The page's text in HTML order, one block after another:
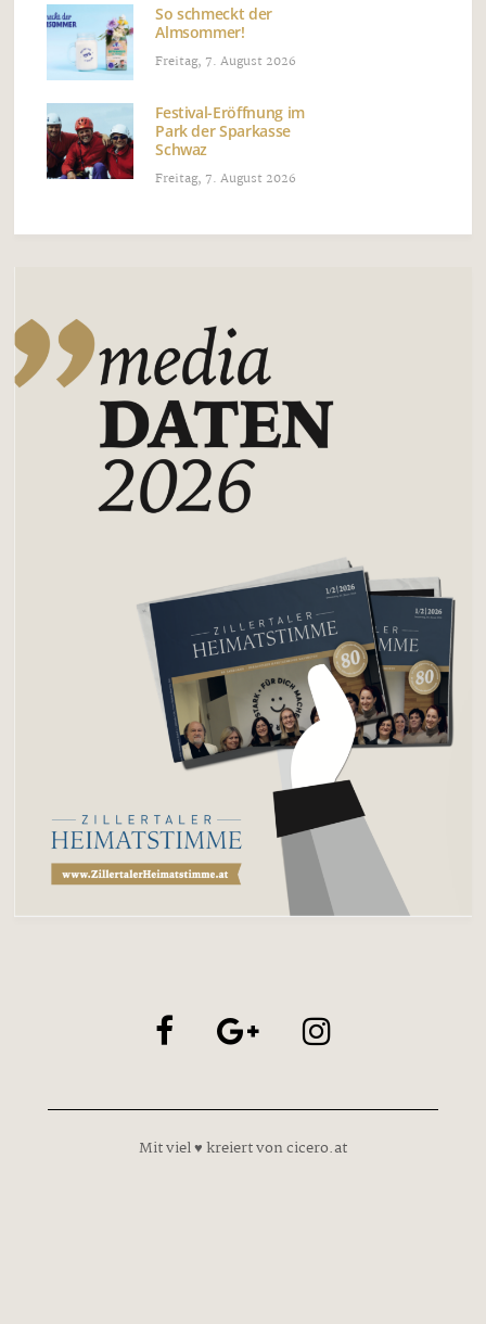
So schmeckt der
Almsommer!
Freitag, 7. August 2026
Festival-Eröffnung im
Park der Sparkasse
Schwaz
Freitag, 7. August 2026
Mit viel ♥ kreiert von cicero.at